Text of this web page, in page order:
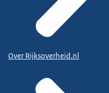
Over Rijksoverheid.nl